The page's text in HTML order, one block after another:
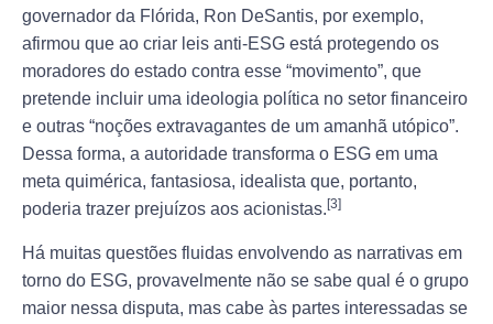
governador da Flórida, Ron DeSantis, por exemplo,
afirmou que ao criar leis anti-ESG está protegendo os
moradores do estado contra esse “movimento”, que
pretende incluir uma ideologia política no setor financeiro
e outras “noções extravagantes de um amanhã utópico”.
Dessa forma, a autoridade transforma o ESG em uma
meta quimérica, fantasiosa, idealista que, portanto,
poderia trazer prejuízos aos acionistas. [3]
Há muitas questões fluidas envolvendo as narrativas em
torno do ESG, provavelmente não se sabe qual é o grupo
maior nessa disputa, mas cabe às partes interessadas se